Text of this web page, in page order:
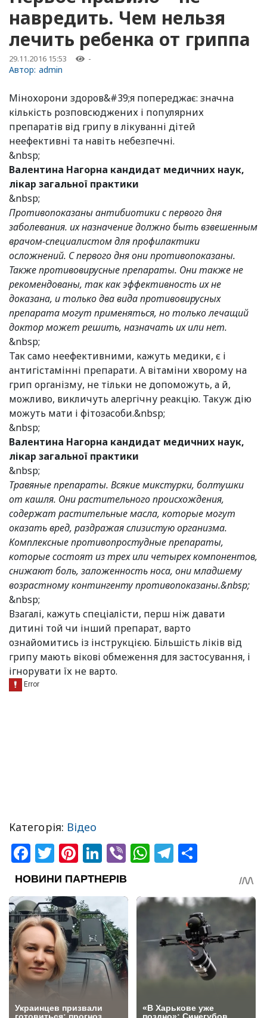
навредить. Чем нельзя
лечить ребенка от гриппа
29.11.2016 15:53 -
Автор: admin
Мінохорони здоров&#39;я попереджає: значна
кількість розповсюджених і популярних
препаратів від грипу в лікуванні дітей
неефективні та навіть небезпечні.
&nbsp;
Валентина Нагорна кандидат медичних наук,
лікар загальної практики
&nbsp;
Противопоказаны антибиотики с первого дня
заболевания. их назначение должно быть взвешенным
врачом-специалистом для профилактики
осложнений. С первого дня они противопоказаны.
Также противовирусные препараты. Они также не
рекомендованы, так как эффективность их не
доказана, и только два вида противовирусных
препарата могут применяться, но только лечащий
доктор может решить, назначать их или нет.
&nbsp;
Так само неефективними, кажуть медики, є і
антигістамінні препарати. А вітаміни хворому на
грип організму, не тільки не допоможуть, а й,
можливо, викличуть алергічну реакцію. Такуж дію
можуть мати і фітозасоби.&nbsp;
&nbsp;
Валентина Нагорна кандидат медичних наук,
лікар загальної практики
&nbsp;
Травяные препараты. Всякие микстурки, болтушки
от кашля. Они растительного происхождения,
содержат растительные масла, которые могут
оказать вред, раздражая слизистую организма.
Комплексные противопростудные препараты,
которые состоят из трех или четырех компонентов,
снижают боль, заложенность носа, они младшему
возрастному контингенту противопоказаны.&nbsp;
&nbsp;
Взагалі, кажуть спеціалісти, перш ніж давати
дитині той чи інший препарат, варто
ознайомитись із інструкцією. Більшість ліків від
грипу мають вікові обмеження для застосування, і
ігнорувати їх не варто.
Категорія: Відео
Facebook
Twitter
Pinterest
LinkedIn
ViberWhatsApp
Telegram